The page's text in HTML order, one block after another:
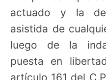
actuado y la
asistida de
luego de la
puesta en
artículo 161 del